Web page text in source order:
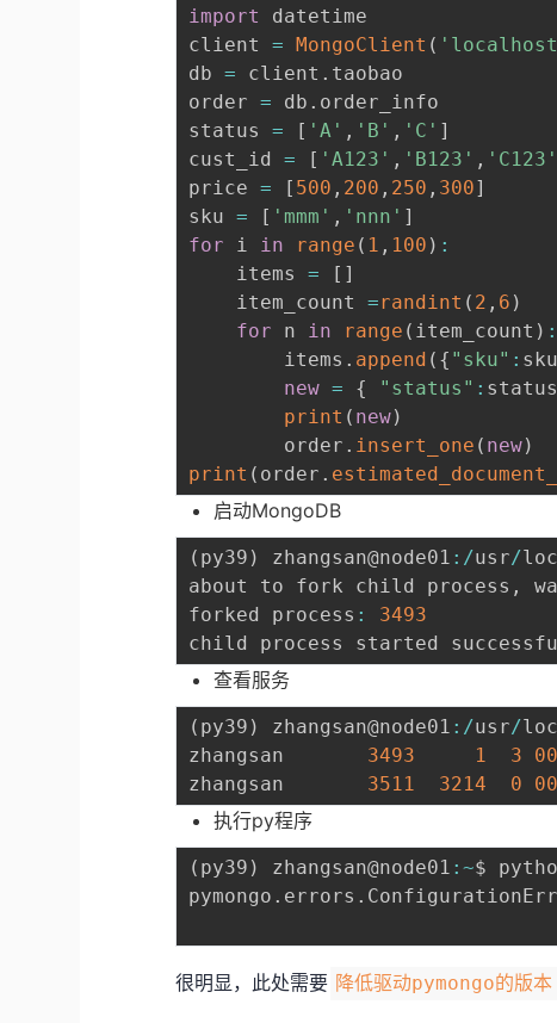
import
datetime
client = MongoClient (
db = client . taobao
order = db . order_info
status = [ 'A' , 'B' , 'C' ]
cust_id = [ 'A123' , 'B123' , 'C123'
price = [ 500 , 200 , 250 , 300]
sku = [ 'mmm' , 'nnn' ]
for i in range ( 1 , 100 ) :
    items
= [ ]
    item_count
=randint ( 2 , 6 )
for n in range ( item_count ) :
        items
. append ( { "sku" : sku
new = { "status" : status
print ( new)
        order
. insert_one ( new)
print ( order .
启动MongoDB
( py39 ) zhangsan@node01 : /usr/
about to fork child process ,
forked process :
3493
child process started
查看服务
( py39 ) zhangsan@node01 : /usr/
zhangsan 3493 1 3 00
zhangsan 3511 3214 0 00
执行py程序
( py39 ) zhangsan@node01 :~$
pymongo . errors .
很明显，此处需要 降低驱动pymongo的版本